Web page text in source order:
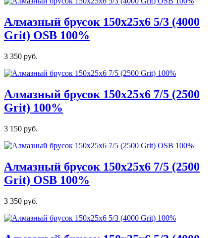
Алмазный брусок 150х25х6 5/3 (4000
Grit) OSB 100%
3 350 руб.
Алмазный брусок 150х25х6 7/5 (2500
Grit) 100%
3 150 руб.
Алмазный брусок 150х25х6 7/5 (2500
Grit) OSB 100%
3 350 руб.